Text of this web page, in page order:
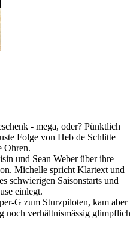
- mega, oder? Pünktlich
Folge von Heb de Schlitte
Ohren.
und Sean Weber über ihre
Michelle spricht Klartext und
schwierigen Saisonstarts und
einlegt.
G zum Sturzpiloten, kam aber
noch verhältnismässig glimpflich